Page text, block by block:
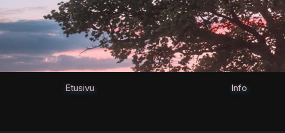
sisältöön
Etusivu Info